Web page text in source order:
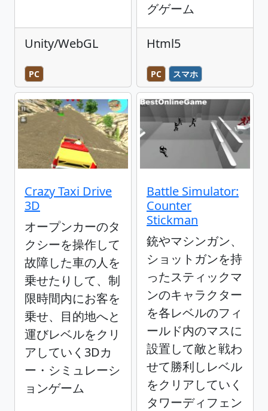
Unity/WebGL
PC
グゲーム
Html5
PC スマホ
Crazy Taxi Drive
3D
オープンカーのタ
クシーを操作して
故障した車の人を
乗せたりして、制
限時間内にお客を
乗せ、目的地へと
運びレベルをクリ
アしていく3Dカ
ー・シミュレーシ
ョンゲーム
Battle Simulator:
Counter
Stickman
銃やマシンガン、
ショットガンを持
ったスティックマ
ンのキャラクター
を各レベルのフィ
ールド内のマスに
設置して敵と戦わ
せて勝利しレベル
をクリアしていく
タワーディフェン